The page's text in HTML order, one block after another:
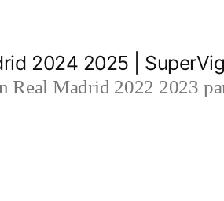
2024 2025 |
Real Madrid 2022 2023